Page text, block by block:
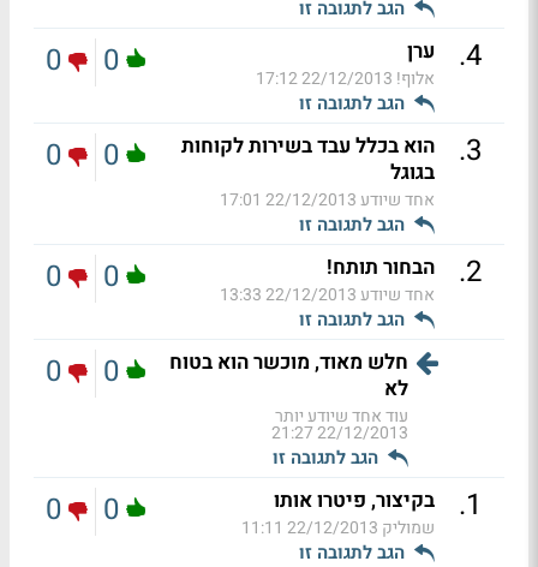
הגב לתגובה זו
4
. ערן
אלוף! 22/12/2013 17:12
הגב לתגובה זו
0
0
3
.
הוא בכלל עבד בשירות לקוחות
בגוגל
אחד שיודע22/12/2013 17:01
הגב לתגובה זו
0
0
2
. הבחור תותח!
אחד שיודע22/12/2013 13:33
הגב לתגובה זו
0
0
חלש מאוד, מוכשר הוא בטוח
לא
עוד אחד שיודע יותר
22/12/2013 21:27
הגב לתגובה זו
0
0
1
. בקיצור, פיטרו אותו
שמוליק 22/12/2013 11:11
הגב לתגובה זו
0
0